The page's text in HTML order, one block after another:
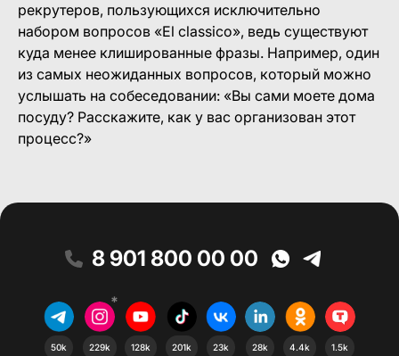
рекрутеров, пользующихся исключительно
набором вопросов «El classico», ведь существуют
куда менее клишированные фразы. Например, один
из самых неожиданных вопросов, который можно
услышать на собеседовании: «Вы сами моете дома
посуду? Расскажите, как у вас организован этот
процесс?»
8 901 800 00 00
50k
*
229k 128k 201k 23k 28k 4.4k 1.5k